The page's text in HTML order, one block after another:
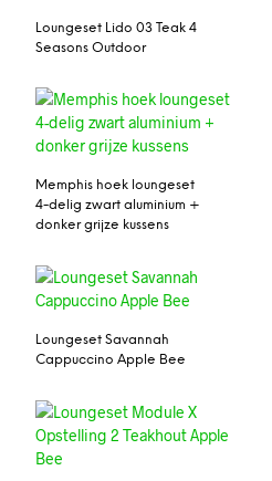
Loungeset Lido 03 Teak 4
Seasons Outdoor
Memphis hoek loungeset
4-delig zwart aluminium +
donker grijze kussens
Loungeset Savannah
Cappuccino Apple Bee